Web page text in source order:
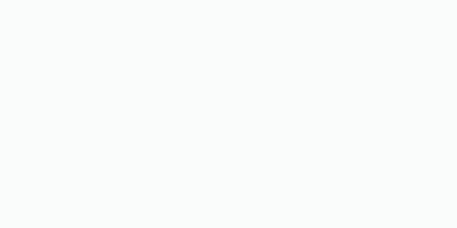
менее 30 метров. Максимальная загрузка всех здравниц курорта Канака в период высокого сезона - не более 2 тыс. человек.